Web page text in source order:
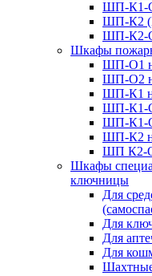
ШП-К1-
ШП-К2
ШП-К2-
Шкафы
ШП-О1
ШП-О2
ШП-К1
ШП-К1-
ШП-К1-
ШП-К2
ШП К2-
Шкафы
ключницы
Для
Для
Для
Для